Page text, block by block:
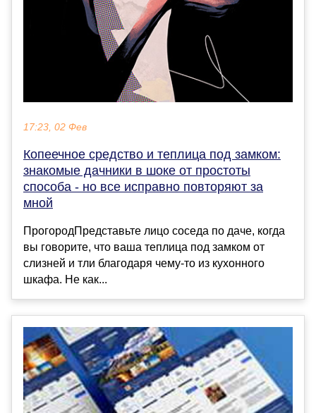
17:23, 02 Фев
Копеечное средство и теплица под замком:
знакомые дачники в шоке от простоты
способа - но все исправно повторяют за
мной
ПрогородПредставьте лицо соседа по даче, когда
вы говорите, что ваша теплица под замком от
слизней и тли благодаря чему-то из кухонного
шкафа. Не как...